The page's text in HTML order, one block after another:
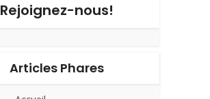
Rejoignez-nous!
Articles Phares